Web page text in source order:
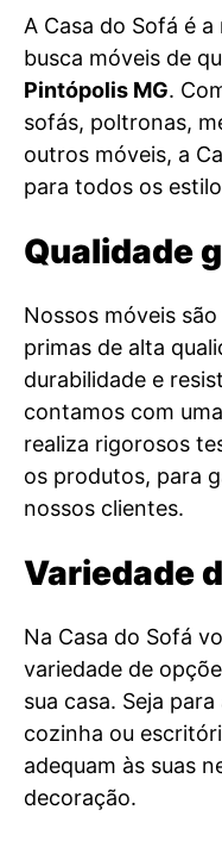
A Casa do Sofá é
busca móveis de
Pintópolis MG.
sofás, poltronas,
outros móveis, a
para todos os
Qualidade
Nossos móveis
primas de alta
durabilidade e
contamos com
realiza rigorosos
os produtos, para
nossos clientes.
Variedade
Na Casa do Sofá
variedade de
sua casa. Seja
cozinha ou
adequam às suas
decoração.